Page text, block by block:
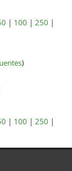
| 100 | 250 |
)
| 100 | 250 |